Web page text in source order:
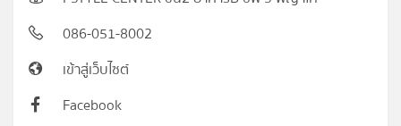
086-051-8002
เข้าสู่เว็บไซต์
Facebook